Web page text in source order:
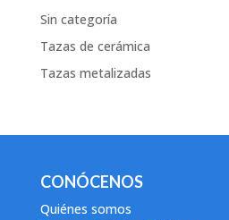
Sin categoría
Tazas de cerámica
Tazas metalizadas
CONÓCENOS
Quiénes somos